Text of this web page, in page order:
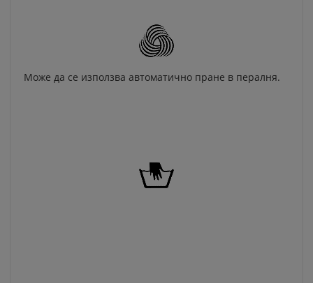
Може да се използва автоматично пране в пералня.